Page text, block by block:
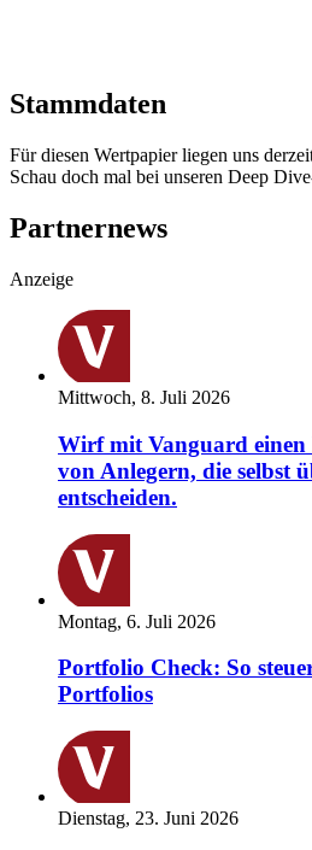
Stammdaten
Für diesen Wertpapier liegen uns
Schau doch mal bei unseren Deep
Partnernews
Anzeige
Mittwoch, 8. Juli 2026
Wirf mit Vanguard
von Anlegern, die selbst
entscheiden.
Montag, 6. Juli 2026
Portfolio Check: So
Portfolios
Dienstag, 23. Juni 2026